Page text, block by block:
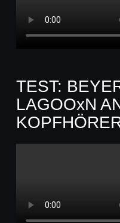
TEST:
LAGOOxN